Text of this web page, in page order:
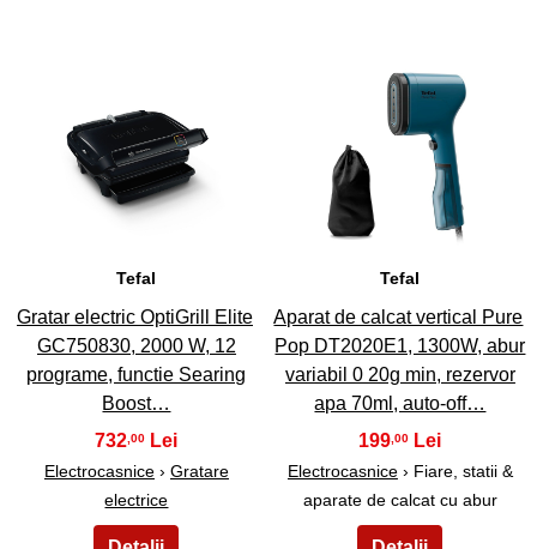
17
Tefal
Gratar electric OptiGrill Elite
GC750830, 2000 W, 12
programe, functie Searing
Boost…
732 ,00
Electrocasnice› Gratare
electrice
Tefal
Aparat de calcat vertical Pure
Pop DT2020E1, 1300W, abur
variabil 0 20g min, rezervor
apa 70ml, auto-off…
199 ,00
Electrocasnice› Fiare, statii &
aparate de calcat cu abur